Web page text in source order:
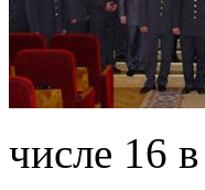
числе 16